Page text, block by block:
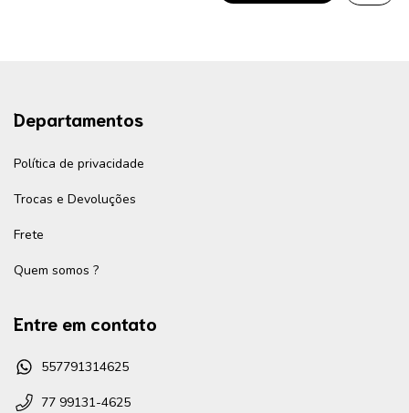
Departamentos
Política de privacidade
Trocas e Devoluções
Frete
Quem somos ?
Entre em contato
557791314625
77 99131-4625